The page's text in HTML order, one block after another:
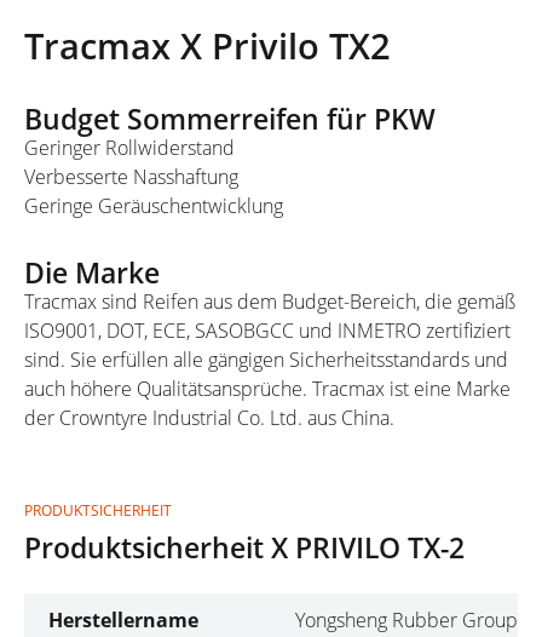
Tracmax X Privilo TX2
Budget Sommerreifen für PKW
Geringer Rollwiderstand
Verbesserte Nasshaftung
Geringe Geräuschentwicklung
Die Marke
Tracmax sind Reifen aus dem Budget-Bereich, die gemäß
ISO9001, DOT, ECE, SASOBGCC und INMETRO zertifiziert
sind. Sie erfüllen alle gängigen Sicherheitsstandards und
auch höhere Qualitätsansprüche. Tracmax ist eine Marke
der Crowntyre Industrial Co. Ltd. aus China.
PRODUKTSICHERHEIT
Produktsicherheit X PRIVILO TX-2
Herstellername Yongsheng Rubber Group